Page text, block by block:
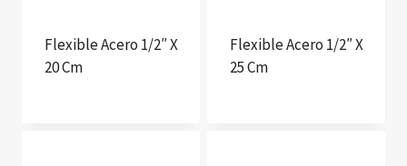
Flexible Acero 1/2″ X
20 Cm
Flexible Acero 1/2″ X
25 Cm